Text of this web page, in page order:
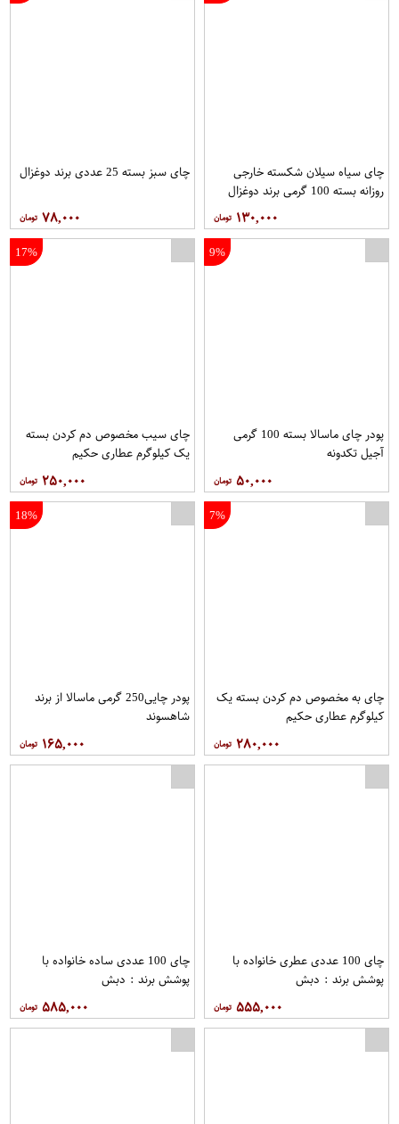
چای سیاه سیلان شکسته خارجی
روزانه بسته 100 گرمی برند دوغزال
۱۳۰,۰۰۰
چای سبز بسته 25 عددی برند دوغزال
۷۸,۰۰۰
9%
پودر چای ماسالا بسته 100 گرمی
آجیل تکدونه
۵۰,۰۰۰
17%
چای سیب مخصوص دم کردن بسته
یک کیلوگرم عطاری حکیم
۲۵۰,۰۰۰
7%
چای به مخصوص دم کردن بسته یک
کیلوگرم عطاری حکیم
۲۸۰,۰۰۰
18%
پودر چایی250 گرمی ماسالا از برند
شاهسوند
۱۶۵,۰۰۰
چای 100 عددی عطری خانواده با
پوشش برند : دبش
۵۵۵,۰۰۰
چای 100 عددی ساده خانواده با
پوشش برند : دبش
۵۸۵,۰۰۰